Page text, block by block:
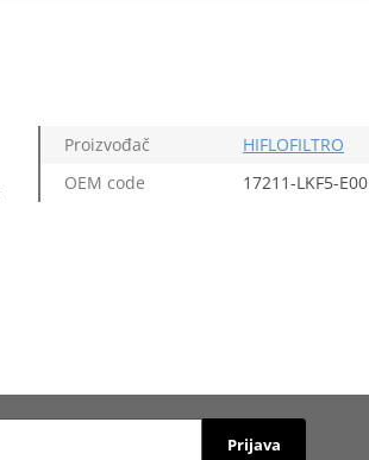
Proizvođač
HIFLOFILTRO
OEM code
17211-LKF5-E00
Prijava